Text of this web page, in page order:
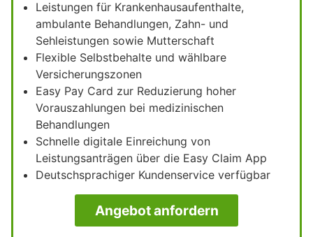
Leistungen für Krankenhausaufenthalte,
ambulante Behandlungen, Zahn- und
Sehleistungen sowie Mutterschaft
Flexible Selbstbehalte und wählbare
Versicherungszonen
Easy Pay Card zur Reduzierung hoher
Vorauszahlungen bei medizinischen
Behandlungen
Schnelle digitale Einreichung von
Leistungsanträgen über die Easy Claim App
Deutschsprachiger Kundenservice verfügbar
Angebot anfordern